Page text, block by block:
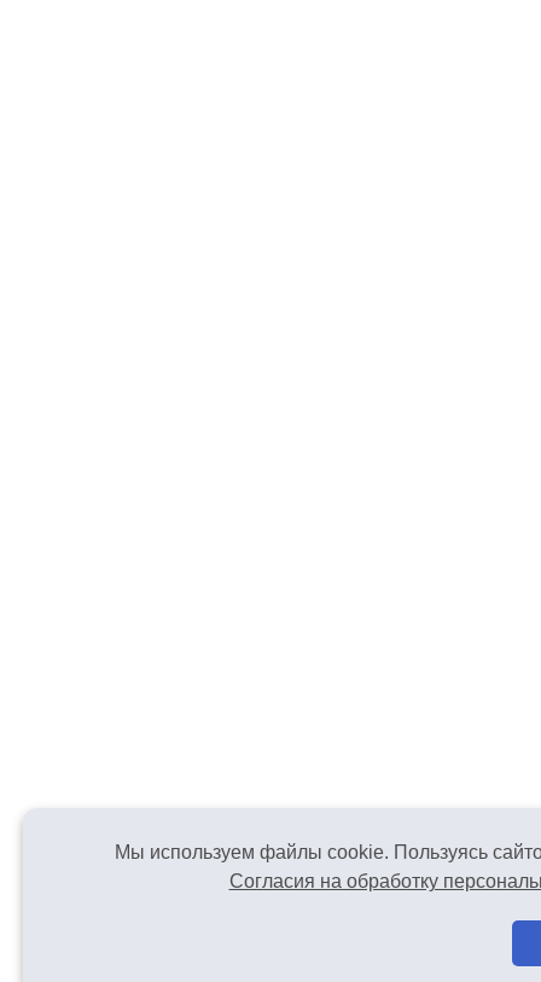
Мы используем файлы cookie. Пользуясь
Согласия на обработку